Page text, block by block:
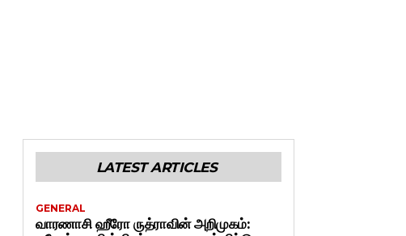
LATEST ARTICLES
GENERAL
வாரணாசி ஹீரோ ருத்ராவின் அறிமுகம்: